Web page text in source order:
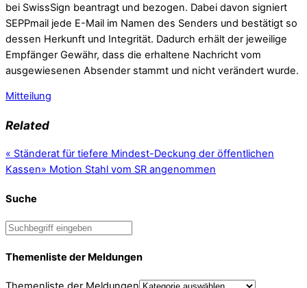
bei SwissSign beantragt und bezogen. Dabei davon signiert
SEPPmail jede E-Mail im Namen des Senders und bestätigt so
dessen Herkunft und Integrität. Dadurch erhält der jeweilige
Empfänger Gewähr, dass die erhaltene Nachricht vom
ausgewiesenen Absender stammt und nicht verändert wurde.
Mitteilung
Related
« Ständerat für tiefere Mindest-Deckung der öffentlichen
Kassen» Motion Stahl vom SR angenommen
Suche
Themenliste der Meldungen